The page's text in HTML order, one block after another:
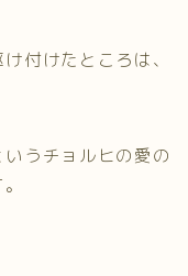
付けたところは、
うチョルヒの愛の